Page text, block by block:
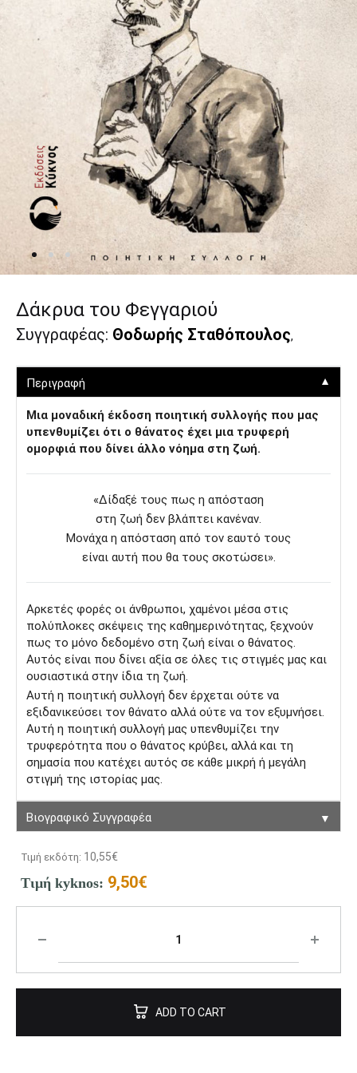
Δάκρυα του Φεγγαριού
Συγγραφέας: Θοδωρής Σταθόπουλος,
Περιγραφή ▼
Μια μοναδική έκδοση ποιητική συλλογής που μας
υπενθυμίζει ότι ο θάνατος έχει μια τρυφερή
ομορφιά που δίνει άλλο νόημα στη ζωή.
«Δίδαξέ τους πως η απόσταση
στη ζωή δεν βλάπτει κανέναν.
Μονάχα η απόσταση από τον εαυτό τους
είναι αυτή που θα τους σκοτώσει».
Αρκετές φορές οι άνθρωποι, χαµένοι µέσα στις
πολύπλοκες σκέψεις της καθηµερινότητας, ξεχνούν
πως το µόνο δεδοµένο στη ζωή είναι ο θάνατος.
Αυτός είναι που δίνει αξία σε όλες τις στιγµές µας και
ουσιαστικά στην ίδια τη ζωή.
Αυτή η ποιητική συλλογή δεν έρχεται ούτε να
εξιδανικεύσει τον θάνατο αλλά ούτε να τον εξυµνήσει.
Αυτή η ποιητική συλλογή µας υπενθυµίζει την
τρυφερότητα που ο θάνατος κρύβει, αλλά και τη
σηµασία που κατέχει αυτός σε κάθε µικρή ή µεγάλη
στιγµή της ιστορίας µας.
Βιογραφικό Συγγραφέα ▼
Τιμή εκδότη: 10,55€
Τιμή kyknos: 9,50€
ADD TO CART